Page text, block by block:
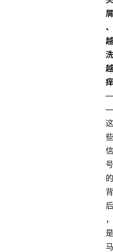
屑
、
越
洗
越
痒
—
—
这
些
信
号
的
背
后
，
是
马